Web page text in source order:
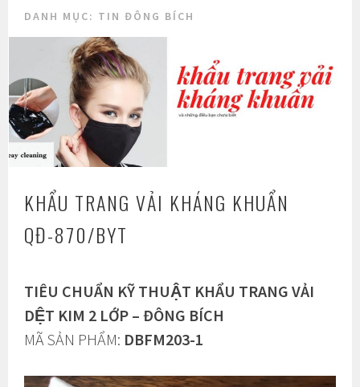
DANH MỤC: TIN ĐÔNG BÍCH
KHẨU TRANG VẢI KHÁNG KHUẨN
QĐ-870/BYT
TIÊU CHUẨN KỸ THUẬT KHẨU TRANG VẢI
DỆT KIM 2 LỚP – ĐÔNG BÍCH
MÃ SẢN PHẨM: DBFM203-1